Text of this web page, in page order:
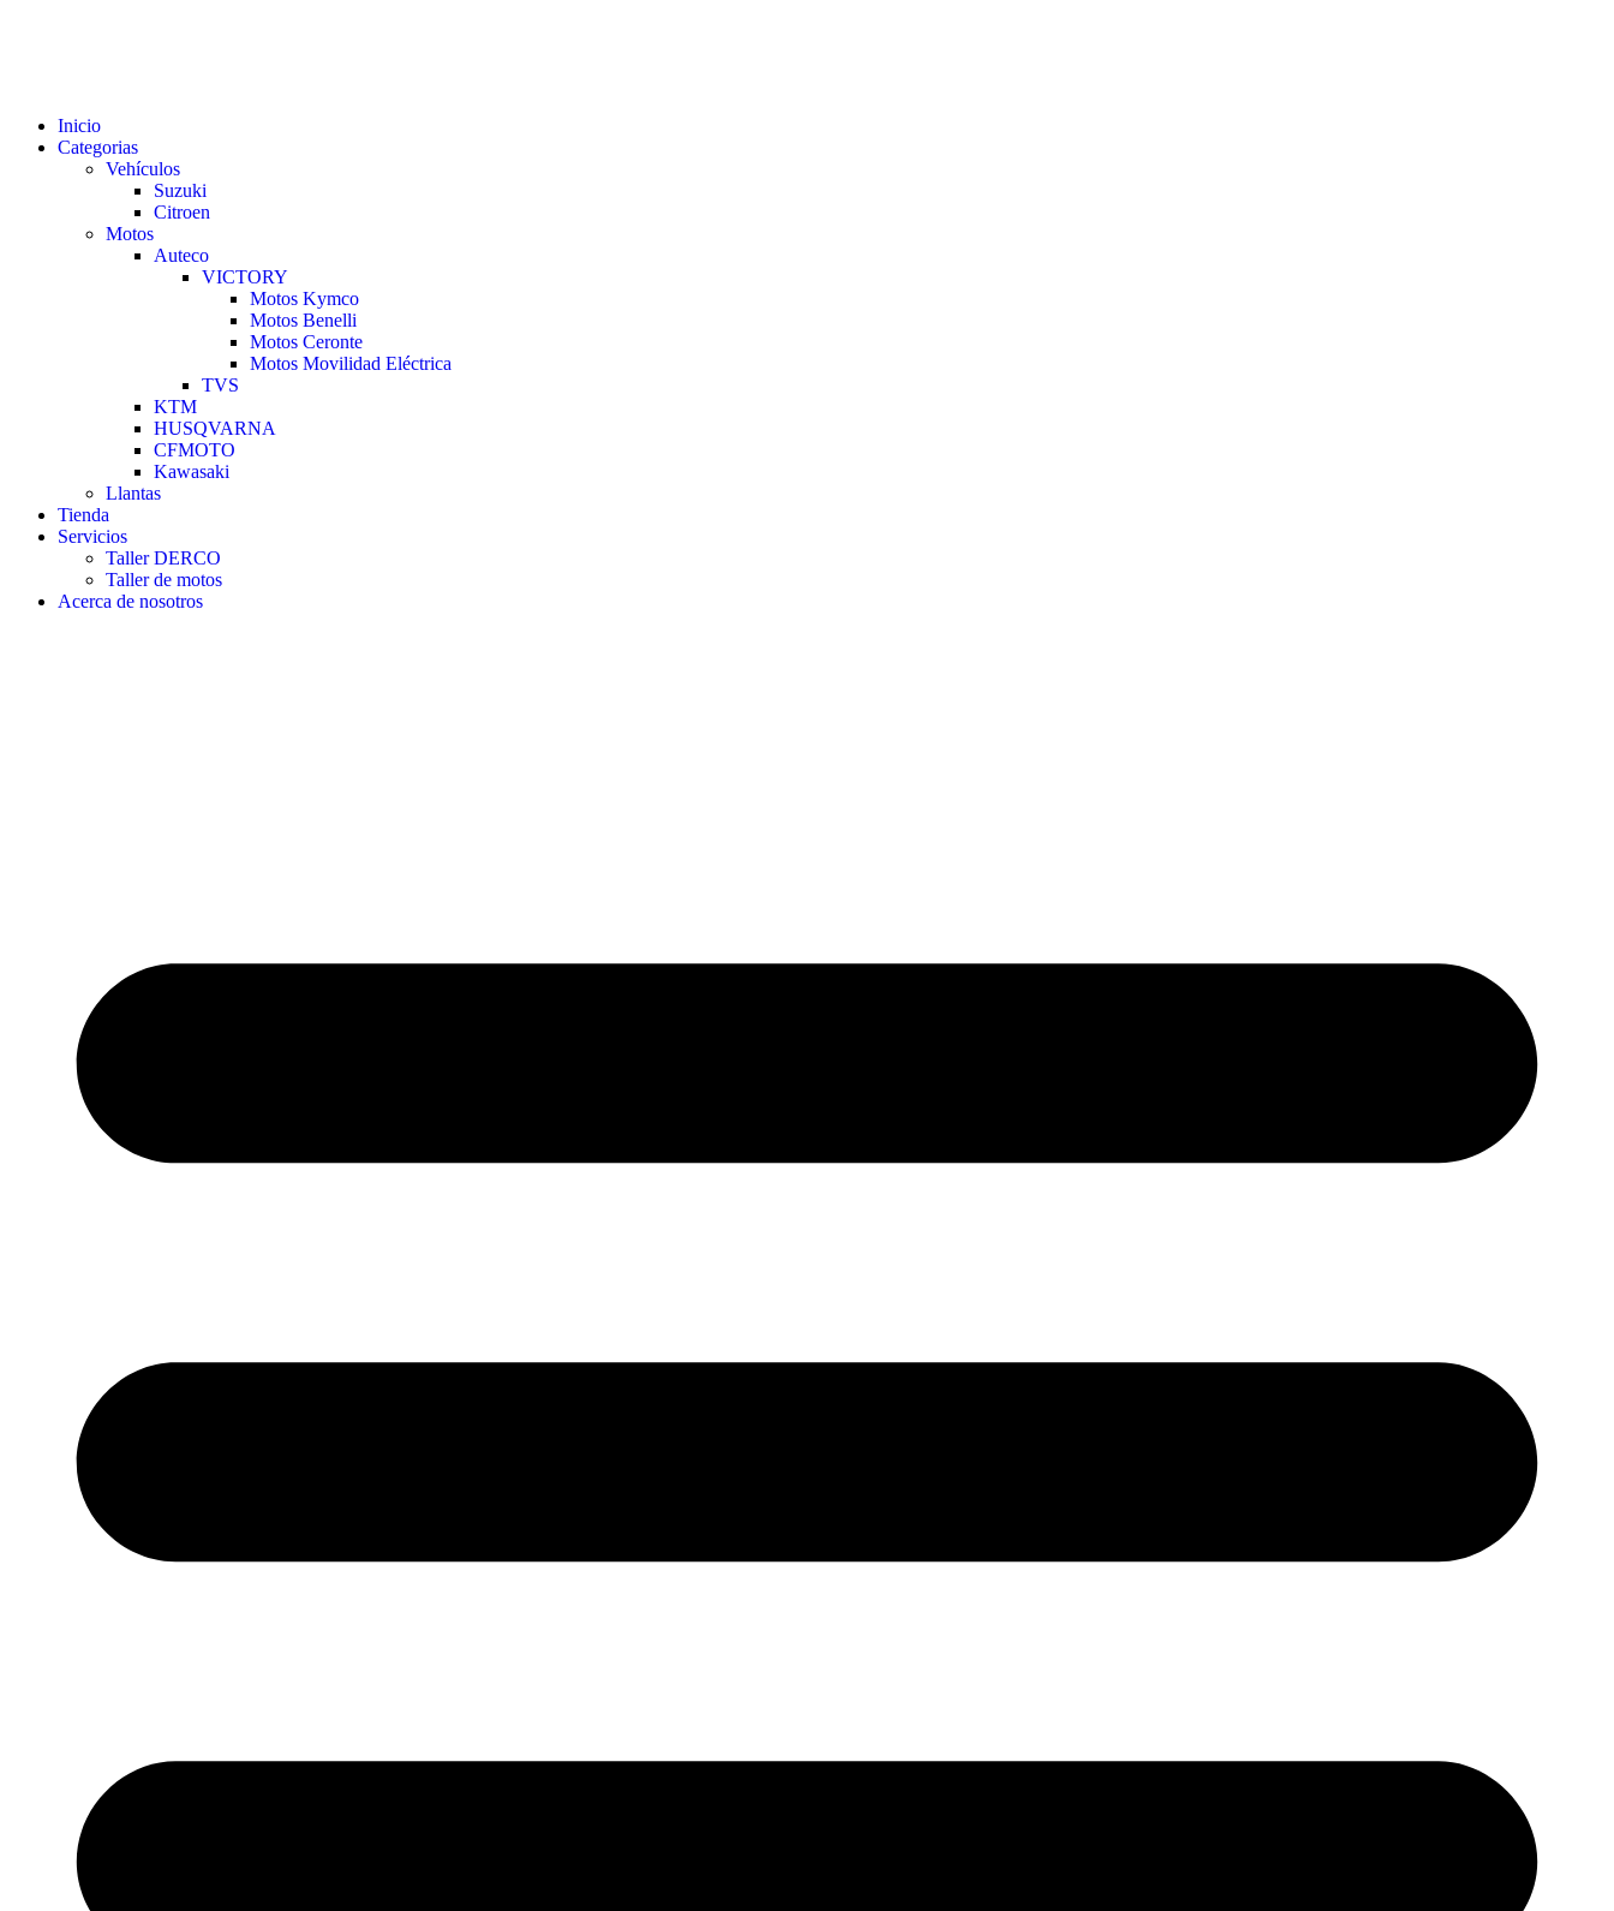
Inicio
Categorias
Vehículos
Suzuki
Citroen
Motos
Auteco
VICTORY
Motos Kymco
Motos Benelli
Motos Ceronte
Motos Movilidad Eléctrica
TVS
KTM
HUSQVARNA
CFMOTO
Kawasaki
Llantas
Tienda
Servicios
Taller DERCO
Taller de motos
Acerca de nosotros